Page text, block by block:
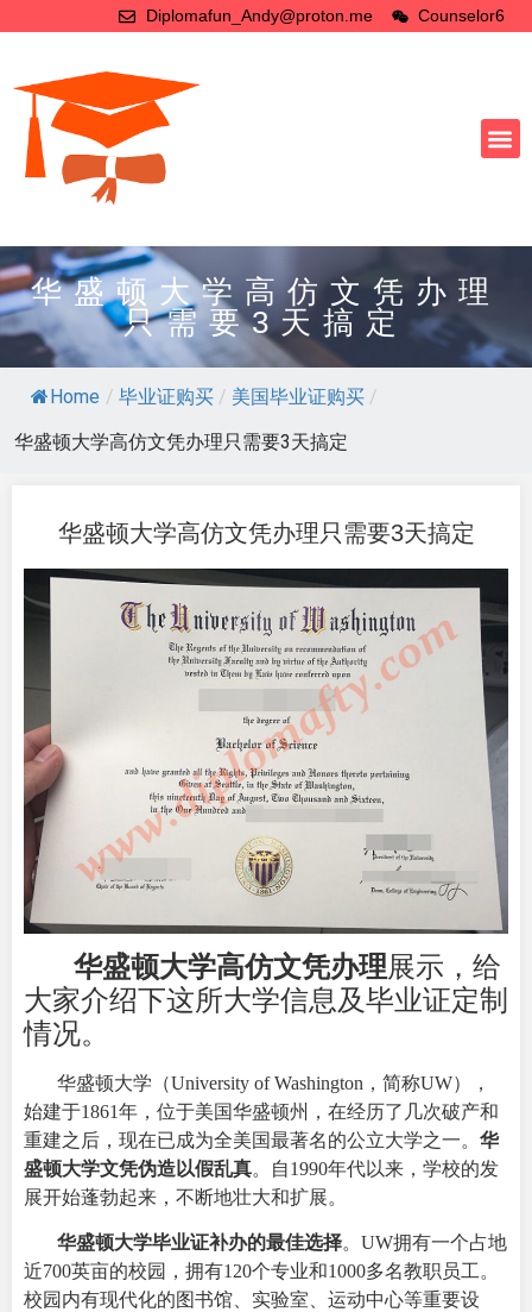
Diplomafun_Andy@proton.me Counselor6
华盛顿大学高仿文凭办理
只需要3天搞定
Home / 毕业证购买 / 美国毕业证购买 /
华盛顿大学高仿文凭办理只需要3天搞定
华盛顿大学高仿文凭办理只需要3天搞定
华盛顿大学高仿文凭办理展示，给
大家介绍下这所大学信息及毕业证定制
情况。
华盛顿大学 （University of Washington，简称UW），
始建于1861年，位于美国华盛顿州，在经历了几次破产和
重建之后，现在已成为全美国最著名的公立大学之一。 华
盛顿大学文凭伪造以假乱真。自1990年代以来，学校的发
展开始蓬勃起来，不断地壮大和扩展。
华盛顿大学毕业证补办的最佳选择。UW拥有一个占地
近700英亩的校园，拥有120个专业和1000多名教职员工。
校园内有现代化的图书馆、实验室、运动中心等重要设